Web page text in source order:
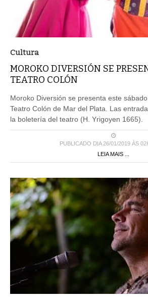
Cultura
MOROKO DIVERSIÓN SE
TEATRO COLÓN
Moroko Diversión se presenta este
Teatro Colón de Mar del Plata. Las
la boletería del teatro (H. Yrigoyen 1665).
PUBLICADO DIA 26/01/2019 ÀS
LEIA MAIS ...